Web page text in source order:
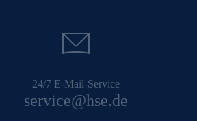
24/7 E-Mail-Service
service@hse.de